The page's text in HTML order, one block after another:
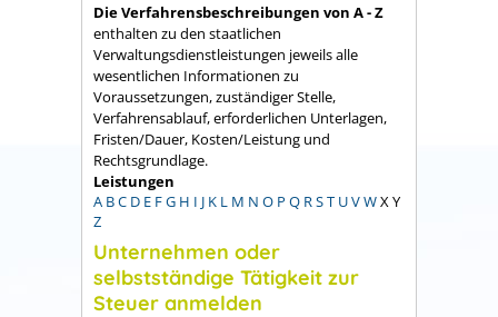
Die Verfahrensbeschreibungen von A - Z
enthalten zu den staatlichen
Verwaltungsdienstleistungen jeweils alle
wesentlichen Informationen zu
Voraussetzungen, zuständiger Stelle,
Verfahrensablauf, erforderlichen Unterlagen,
Fristen/Dauer, Kosten/Leistung und
Rechtsgrundlage.
Leistungen
A BC D E FG H I J K L M N O P Q RST UVWX Y
Z
Unternehmen oder
selbstständige Tätigkeit zur
Steuer anmelden